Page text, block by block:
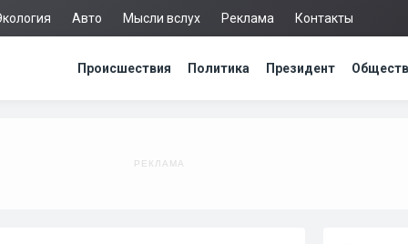
Авто Мысли вслух Реклама Контакты
Происшествия Политика Президент